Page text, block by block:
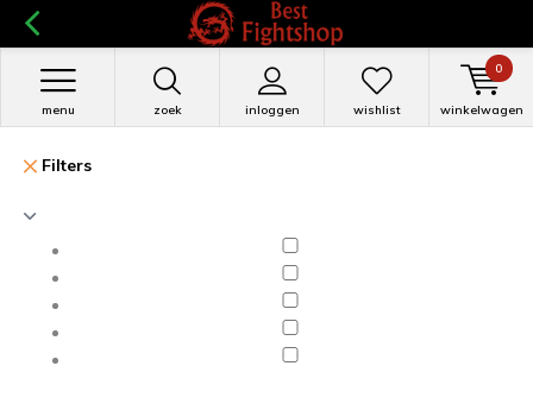
zoek inloggen
menu wishlist winkelwagen
0
Filters